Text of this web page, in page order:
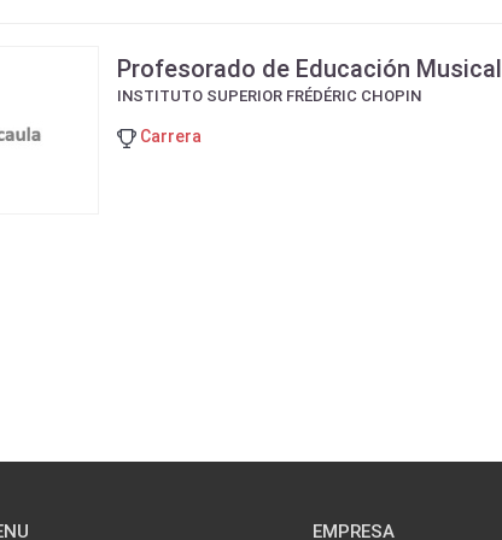
Profesorado de Educación Musical
INSTITUTO SUPERIOR FRÉDÉRIC CHOPIN
Carrera
EMPRESA